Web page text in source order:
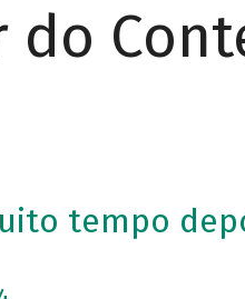
do
tempo